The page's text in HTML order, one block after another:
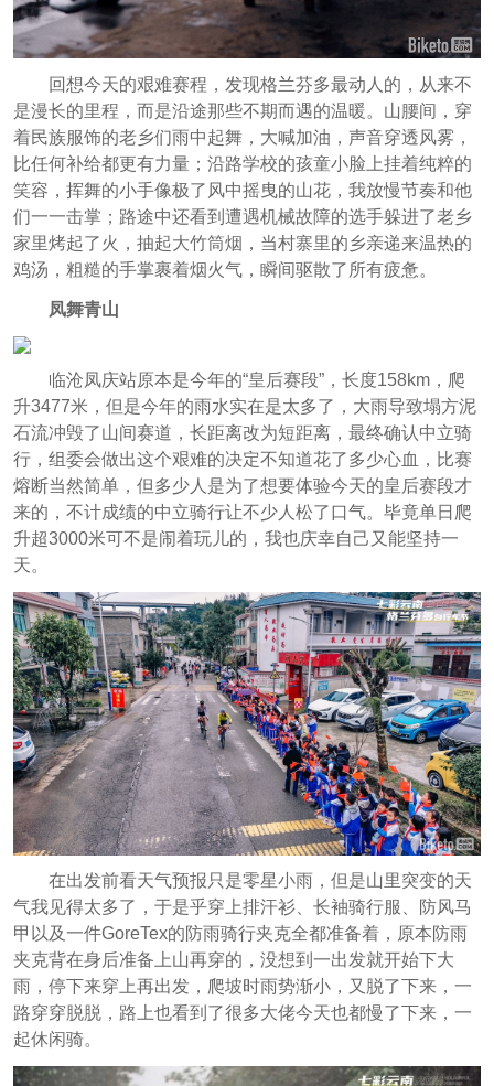
回想今天的艰难赛程，发现格兰芬多最动人的，从来不
是漫长的里程，而是沿途那些不期而遇的温暖。山腰间，穿
着民族服饰的老乡们雨中起舞，大喊加油，声音穿透风雾，
比任何补给都更有力量；沿路学校的孩童小脸上挂着纯粹的
笑容，挥舞的小手像极了风中摇曳的山花，我放慢节奏和他
们一一击掌；路途中还看到遭遇机械故障的选手躲进了老乡
家里烤起了火，抽起大竹筒烟，当村寨里的乡亲递来温热的
鸡汤，粗糙的手掌裹着烟火气，瞬间驱散了所有疲惫。
凤舞青山
临沧凤庆站原本是今年的“皇后赛段”，长度158km，爬
升3477米，但是今年的雨水实在是太多了，大雨导致塌方泥
石流冲毁了山间赛道，长距离改为短距离，最终确认中立骑
行，组委会做出这个艰难的决定不知道花了多少心血，比赛
熔断当然简单，但多少人是为了想要体验今天的皇后赛段才
来的，不计成绩的中立骑行让不少人松了口气。毕竟单日爬
升超3000米可不是闹着玩儿的，我也庆幸自己又能坚持一
天。
在出发前看天气预报只是零星小雨，但是山里突变的天
气我见得太多了，于是乎穿上排汗衫、长袖骑行服、防风马
甲以及一件GoreTex的防雨骑行夹克全都准备着，原本防雨
夹克背在身后准备上山再穿的，没想到一出发就开始下大
雨，停下来穿上再出发，爬坡时雨势渐小，又脱了下来，一
路穿穿脱脱，路上也看到了很多大佬今天也都慢了下来，一
起休闲骑。